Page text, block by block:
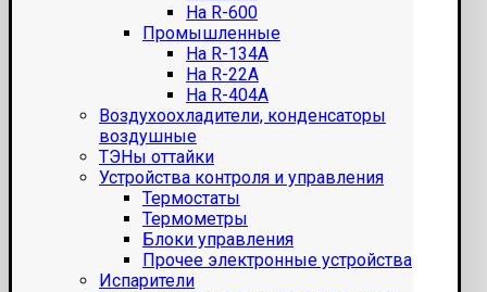
На R-600
Промышленные
На R-134A
На R-22A
На R-404A
Воздухоохладители, конденсаторы
воздушные
ТЭНы оттайки
Устройства контроля и управления
Термостаты
Термометры
Блоки управления
Прочее электронные устройства
Испарители